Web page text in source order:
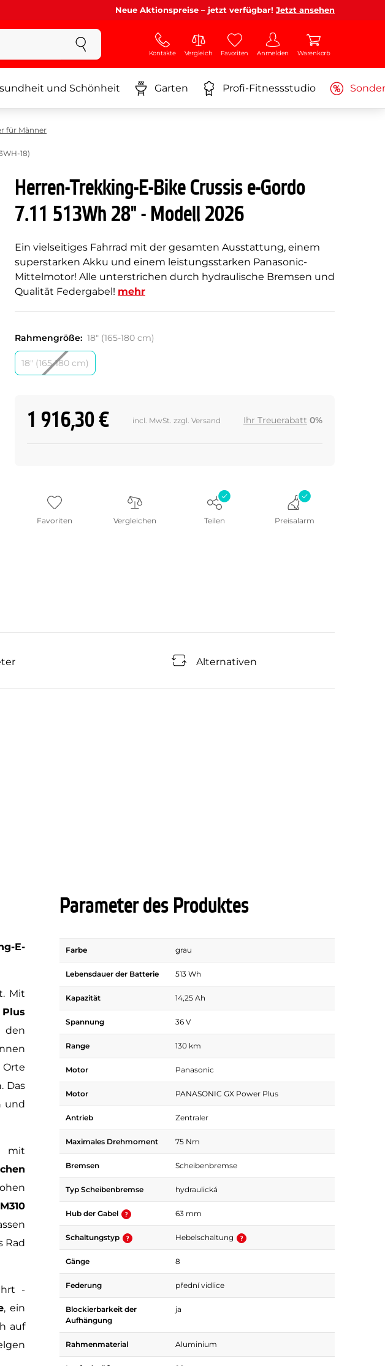
Neue Aktionspreise – jetzt verfügbar! Jetzt ansehen
Kontakte Vergleich Favoriten Anmelden Warenkorb
und Schönheit Garten Profi-Fitnessstudio
für Männer
18)
Herren-Trekking-E-Bike Crussis e-Gordo
7.11 513Wh 28" - Modell 2026
Ein vielseitiges Fahrrad mit der gesamten Ausstattung, einem
superstarken Akku und einem leistungsstarken Panasonic-
Mittelmotor! Alle unterstrichen durch hydraulische Bremsen und
Qualität Federgabel! mehr
Rahmengröße: 18" (165-180 cm)
18" (165-180 cm)
1 916,30 € incl. MwSt. zzgl. Versand Ihr Treuerabatt 0%
Favoriten Vergleichen Teilen Preisalarm
Alternativen
E-
Mit
Plus
den
Das
und
mit
Rad
-
, ein
auf
Parameter des Produktes
Farbe grau
Lebensdauer der Batterie 513 Wh
Kapazität 14,25 Ah
Spannung 36 V
Range 130 km
Motor Panasonic
Motor PANASONIC GX Power Plus
Antrieb Zentraler
Maximales Drehmoment 75 Nm
Bremsen Scheibenbremse
Typ Scheibenbremse hydraulická
Hub der Gabel 63 mm
Schaltungstyp Hebelschaltung
Gänge 8
Federung přední vidlice
Blockierbarkeit der
Aufhängung
ja
Rahmenmaterial Aluminium